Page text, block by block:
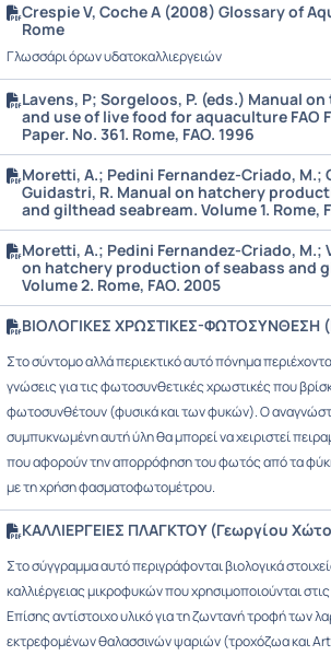
Crespie V, Coche A (2008) Glossary of
Rome
Γλωσσάρι όρων υδατοκαλλιεργειών
Lavens, P; Sorgeloos, P. (eds.) Manual
and use of live food for aquaculture FAO
Paper. No. 361. Rome, FAO. 1996
Moretti, A.; Pedini Fernandez-Criado, M.;
Guidastri, R. Manual on hatchery
and gilthead seabream. Volume 1. Rome,
Moretti, A.; Pedini Fernandez-Criado, M.;
on hatchery production of seabass and
Volume 2. Rome, FAO. 2005
ΒΙΟΛΟΓΙΚΕΣ ΧΡΩΣΤΙΚΕΣ-ΦΩΤΟΣΥΝΘΕΣΗ
Στο σύντομο αλλά περιεκτικό αυτό πόνημα
γνώσεις για τις φωτοσυνθετικές χρωστικές που
φωτοσυνθέτουν (φυσικά και των φυκών). Ο
συμπυκνωμένη αυτή ύλη θα μπορεί να χειριστεί
που αφορούν την απορρόφηση του φωτός από τα
με τη χρήση φασματοφωτομέτρου.
ΚΑΛΛΙΕΡΓΕΙΕΣ ΠΛΑΓΚΤΟΥ (Γεωργίου
Στο σύγγραμμα αυτό περιγράφονται βιολογικά
καλλιέργειας μικροφυκών που χρησιμοποιούνται
Επίσης αντίστοιχο υλικό για τη ζωντανή τροφή των
εκτρεφομένων θαλασσινών ψαριών (τροχόζωα και